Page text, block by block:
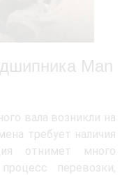
Мan
вала возникли на
требует наличия
отнимет много
перевозки,